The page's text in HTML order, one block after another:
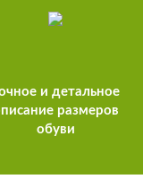
и детальное
размеров
обуви